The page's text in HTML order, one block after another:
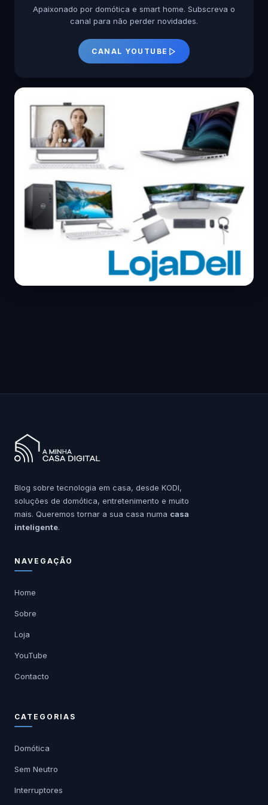
Apaixonado por domótica e smart home. Subscreva o
canal para não perder novidades.
CANAL YOUTUBE
Blog sobre tecnologia em casa, desde KODI,
soluções de domótica, entretenimento e muito
mais. Queremos tornar a sua casa numa casa
inteligente.
NAVEGAÇÃO
Home
Sobre
Loja
YouTube
Contacto
CATEGORIAS
Domótica
Sem Neutro
Interruptores